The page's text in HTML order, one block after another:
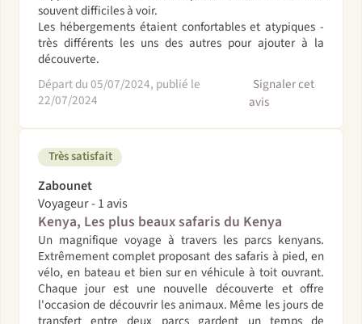
souvent difficiles à voir.
Les hébergements étaient confortables et atypiques -
très différents les uns des autres pour ajouter à la
découverte.
Départ du 05/07/2024, publié le
22/07/2024
Signaler cet
avis
Très satisfait
Zabounet
Voyageur - 1 avis
Kenya, Les plus beaux safaris du Kenya
Un magnifique voyage à travers les parcs kenyans.
Extrêmement complet proposant des safaris à pied, en
vélo, en bateau et bien sur en véhicule à toit ouvrant.
Chaque jour est une nouvelle découverte et offre
l'occasion de découvrir les animaux. Même les jours de
transfert entre deux parcs gardent un temps de